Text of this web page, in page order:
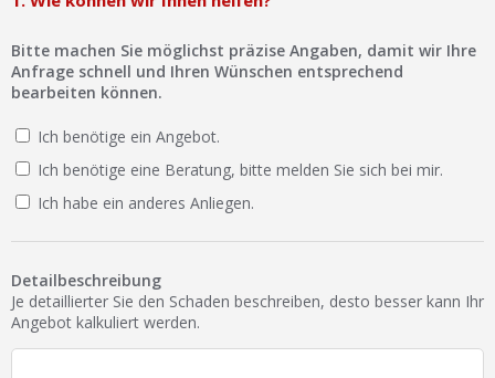
Ratgeber
Scheibensuche
FAQ
Lexikon
Ist Ihre Werkstatt schon dabei?
Werkstatt Login
Bitte machen Sie möglichst präzise Angaben, damit wir Ihre
Anfrage schnell und Ihren Wünschen entsprechend
bearbeiten können.
Ich benötige ein Angebot.
Ich benötige eine Beratung, bitte melden Sie sich bei mir.
Ich habe ein anderes Anliegen.
Detailbeschreibung
Je detaillierter Sie den Schaden beschreiben, desto besser kann Ihr
Angebot kalkuliert werden.